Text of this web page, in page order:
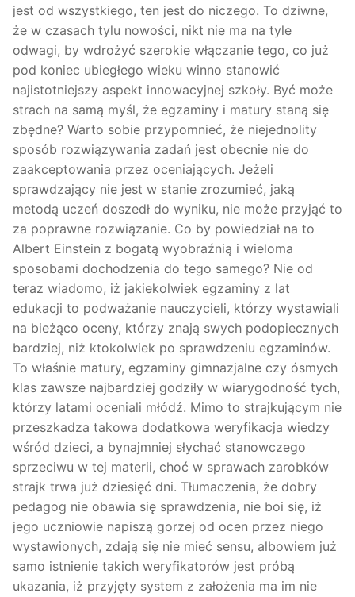
jest od wszystkiego, ten jest do niczego. To dziwne,
że w czasach tylu nowości, nikt nie ma na tyle
odwagi, by wdrożyć szerokie włączanie tego, co już
pod koniec ubiegłego wieku winno stanowić
najistotniejszy aspekt innowacyjnej szkoły. Być może
strach na samą myśl, że egzaminy i matury staną się
zbędne? Warto sobie przypomnieć, że niejednolity
sposób rozwiązywania zadań jest obecnie nie do
zaakceptowania przez oceniających. Jeżeli
sprawdzający nie jest w stanie zrozumieć, jaką
metodą uczeń doszedł do wyniku, nie może przyjąć to
za poprawne rozwiązanie. Co by powiedział na to
Albert Einstein z bogatą wyobraźnią i wieloma
sposobami dochodzenia do tego samego? Nie od
teraz wiadomo, iż jakiekolwiek egzaminy z lat
edukacji to podważanie nauczycieli, którzy wystawiali
na bieżąco oceny, którzy znają swych podopiecznych
bardziej, niż ktokolwiek po sprawdzeniu egzaminów.
To właśnie matury, egzaminy gimnazjalne czy ósmych
klas zawsze najbardziej godziły w wiarygodność tych,
którzy latami oceniali młódź. Mimo to strajkującym nie
przeszkadza takowa dodatkowa weryfikacja wiedzy
wśród dzieci, a bynajmniej słychać stanowczego
sprzeciwu w tej materii, choć w sprawach zarobków
strajk trwa już dziesięć dni. Tłumaczenia, że dobry
pedagog nie obawia się sprawdzenia, nie boi się, iż
jego uczniowie napiszą gorzej od ocen przez niego
wystawionych, zdają się nie mieć sensu, albowiem już
samo istnienie takich weryfikatorów jest próbą
ukazania, iż przyjęty system z założenia ma im nie